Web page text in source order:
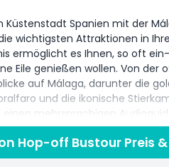
Küstenstadt Spanien mit der
wichtigsten Attraktionen in
ermöglicht es Ihnen, so oft
Eile genießen wollen. Von der
auf Málaga, darunter die
und die ikonische
mehrsprachigen
Kultur der Stadt. Erfahren Sie,
Dame) genannt wird, während
sind das Centre
Hop-off Bustour Preis